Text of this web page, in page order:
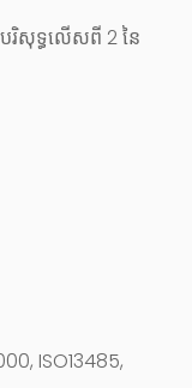
រិសុទ្ធលើសពី 2 នៃ
ISO13485,